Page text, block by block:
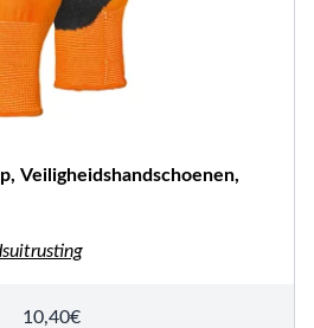
Veiligheidshandschoenen,
10,40€